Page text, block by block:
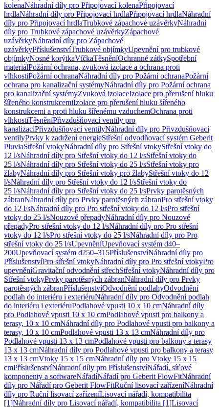
kolenaNáhradní díly pro Připojovací kolenaPřipojovací
hrdlaNáhradní díly pro Připojovací hrdlaPřipojovací hrdlaNáhradní
díly pro Připojovací hrdlaTrubkové zápachové uzávěrkyNáhradní
díly pro Trubkové zápachové uzávěrkyZápachové
uzávěrkyNáhradní díly pro Zápachové
uzávěrkyPříslušenstvíTrubkové objímkyUpevnění pro trubkové
objímkyNosné korýtkaVíčkaTěsněníOchranné zátkySpotřební
materiálPožární ochrana, zvuková izolace a ochrana proti
vlhkostiPožární ochranaNáhradní díly pro Požární ochranaPožární
ochrana pro kanalizační systémyNáhradní díly pro Požární ochrana
pro kanalizační systémyZvuková izolaceIzolace pro přerušení hluku
šířeného konstrukcemiIzolace pro přerušení hluku šířeného
konstrukcemi a proti hluku šířenému vzduchemOchrana proti
vlhkostiTěsněníPřivzdušňovací ventily pro
kanalizaciPřivzdušňovací ventilyNáhradní díly pro Přivzdušňovací
ventilyPrvky k zadržení energieStřešní odvodňovací systém Geberit
PluviaStřešní vtokyNáhradní díly pro Střešní vtokyStřešní vtoky do
12 l/sNáhradní díly pro Střešní vtoky do 12 l/sStřešní vtoky do
25 l/sNáhradní díly pro Střešní vtoky do 25 l/sStřešní vtoky pro
žlabyNáhradní díly pro Střešní vtoky pro žlabyStřešní vtoky do 12
l/sNáhradní díly pro Střešní vtoky do 12 l/sStřešní vtoky do
25 l/sNáhradní díly pro Střešní vtoky do 25 l/sPrvky parotěsných
zábranNáhradní díly pro Prvky parotěsných zábranPro střešní vtoky
do 12 l/sNáhradní díly pro Pro střešní vtoky do 12 l/sPro střešní
vtoky do 25 l/sNouzové přepadyNáhradní díly pro Nouzové
přepadyPro střešní vtoky do 12 l/sNáhradní díly pro Pro střešní
vtoky do 12 l/sPro střešní vtoky do 25 l/sNáhradní díly pro Pro
střešní vtoky do 25 l/sUpevněníUpevňovací systém d40–
200Upevňovací systém d250–315PříslušenstvíNáhradní díly pro
PříslušenstvíPro střešní vtokyNáhradní díly pro Pro střešní vtokyPro
upevněníGravitační odvodnění střechStřešní vtokyNáhradní díly pro
Střešní vtokyPrvky parotěsných zábranNáhradní díly pro Prvky
parotěsných zábranPříslušenstvíOdvodnění podlahyOdvodnění
podlah do interiéru i exteriéruNáhradní díly pro Odvodnění podlah
do interiéru i exteriéruPodlahové vpusti 10 x 10 cmNáhradní díly
pro Podlahové vpusti 10 x 10 cmPodlahové vpusti pro balkony a
terasy, 10 x 10 cmNáhradní díly pro Podlahové vpusti pro balkony a
terasy, 10 x 10 cmPodlahové vpusti 13 x 13 cmNáhradní díly pro
Podlahové vpusti 13 x 13 cmPodlahové vpusti pro balkony a terasy
13 x 13 cmNáhradní díly pro Podlahové vpusti pro balkony a terasy
13 x 13 cmVtoky 15 x 15 cmNáhradní díly pro Vtoky 15 x 15
cmPříslušenstvíNáhradní díly pro PříslušenstvíNářadí, síťové
komponenty a softwareNářadíNářadí pro Geberit FlowFitNáhradní
díly pro Nářadí pro Geberit FlowFitRuční lisovací zařízeníNáhradní
díly pro Ruční lisovací zařízeníLisovací nářadí, kompatibilita
[1]Náhradní díly pro Lisovací nářadí, kompatibilita [1]Lisovací